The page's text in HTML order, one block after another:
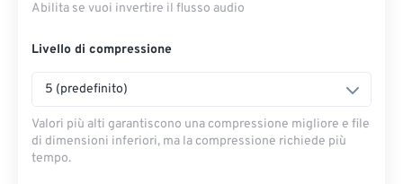
Abilita se vuoi invertire il flusso audio
Livello di compressione
5 (predefinito)
Valori più alti garantiscono una compressione migliore e file
di dimensioni inferiori, ma la compressione richiede più
tempo.